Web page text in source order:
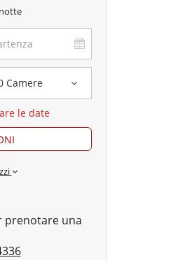
Camere
le date
prenotare una